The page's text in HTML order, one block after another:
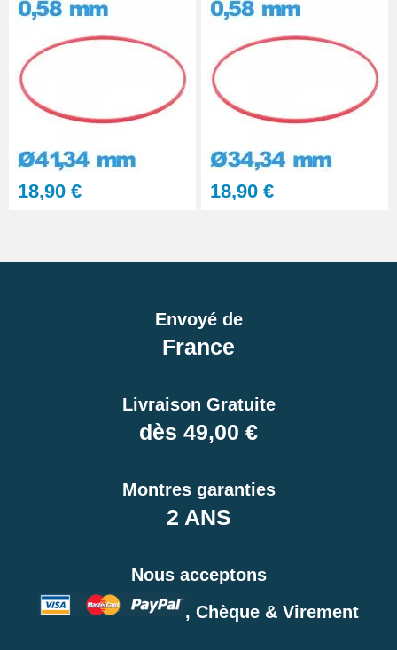
18,90 € 18,90 €
Envoyé de
France
Livraison Gratuite
dès 49,00 €
Montres garanties
2 ANS
Nous acceptons
, Chèque & Virement